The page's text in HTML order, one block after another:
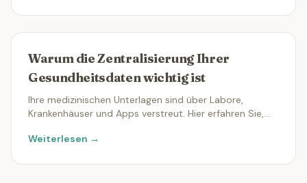
Warum die Zentralisierung Ihrer
Gesundheitsdaten wichtig ist
Ihre medizinischen Unterlagen sind über Labore,
Krankenhäuser und Apps verstreut. Hier erfahren Sie,
Weiterlesen →